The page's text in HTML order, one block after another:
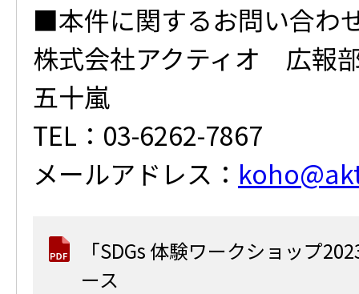
■本件に関するお問い合わ
株式会社アクティオ 広報
五十嵐
TEL：03-6262-7867
メールアドレス：
「SDGs 体験ワークショップ
ース